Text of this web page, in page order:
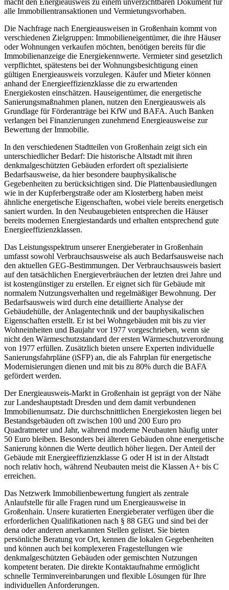
alle Immobilientransaktionen und Vermietungsvorhaben.
Die Nachfrage nach Energieausweisen in Großenhain kommt von
verschiedenen Zielgruppen: Immobilieneigentümer, die ihre Häuser
oder Wohnungen verkaufen möchten, benötigen bereits für die
Immobilienanzeige die Energiekennwerte. Vermieter sind gesetzlich
verpflichtet, spätestens bei der Wohnungsbesichtigung einen
gültigen Energieausweis vorzulegen. Käufer und Mieter können
anhand der Energieeffizienzklasse die zu erwartenden
Energiekosten einschätzen. Hauseigentümer, die energetische
Sanierungsmaßnahmen planen, nutzen den Energieausweis als
Grundlage für Förderanträge bei KfW und BAFA. Auch Banken
verlangen bei Finanzierungen zunehmend Energieausweise zur
Bewertung der Immobilie.
In den verschiedenen Stadtteilen von Großenhain zeigt sich ein
unterschiedlicher Bedarf: Die historische Altstadt mit ihren
denkmalgeschützten Gebäuden erfordert oft spezialisierte
Bedarfsausweise, da hier besondere bauphysikalische
Gegebenheiten zu berücksichtigen sind. Die Plattenbausiedlungen
wie in der Kupferbergstraße oder am Klosterberg haben meist
ähnliche energetische Eigenschaften, wobei viele bereits energetisch
saniert wurden. In den Neubaugebieten entsprechen die Häuser
bereits modernen Energiestandards und erhalten entsprechend gute
Energieeffizienzklassen.
Das Leistungsspektrum unserer Energieberater in Großenhain
umfasst sowohl Verbrauchsausweise als auch Bedarfsausweise nach
den aktuellen GEG-Bestimmungen. Der Verbrauchsausweis basiert
auf den tatsächlichen Energieverbräuchen der letzten drei Jahre und
ist kostengünstiger zu erstellen. Er eignet sich für Gebäude mit
normalem Nutzungsverhalten und regelmäßiger Bewohnung. Der
Bedarfsausweis wird durch eine detaillierte Analyse der
Gebäudehülle, der Anlagentechnik und der bauphysikalischen
Eigenschaften erstellt. Er ist bei Wohngebäuden mit bis zu vier
Wohneinheiten und Baujahr vor 1977 vorgeschrieben, wenn sie
nicht den Wärmeschutzstandard der ersten Wärmeschutzverordnung
von 1977 erfüllen. Zusätzlich bieten unsere Experten individuelle
Sanierungsfahrpläne (iSFP) an, die als Fahrplan für energetische
Modernisierungen dienen und mit bis zu 80% durch die BAFA
gefördert werden.
Der Energieausweis-Markt in Großenhain ist geprägt von der Nähe
zur Landeshauptstadt Dresden und dem damit verbundenen
Immobilienumsatz. Die durchschnittlichen Energiekosten liegen bei
Bestandsgebäuden oft zwischen 100 und 200 Euro pro
Quadratmeter und Jahr, während moderne Neubauten häufig unter
50 Euro bleiben. Besonders bei älteren Gebäuden ohne energetische
Sanierung können die Werte deutlich höher liegen. Der Anteil der
Gebäude mit Energieeffizienzklasse G oder H ist in der Altstadt
noch relativ hoch, während Neubauten meist die Klassen A+ bis C
erreichen.
Das Netzwerk Immobilienbewertung fungiert als zentrale
Anlaufstelle für alle Fragen rund um Energieausweise in
Großenhain. Unsere kuratierten Energieberater verfügen über die
erforderlichen Qualifikationen nach § 88 GEG und sind bei der
dena oder anderen anerkannten Stellen gelistet. Sie bieten
persönliche Beratung vor Ort, kennen die lokalen Gegebenheiten
und können auch bei komplexeren Fragestellungen wie
denkmalgeschützten Gebäuden oder gemischten Nutzungen
kompetent beraten. Die direkte Kontaktaufnahme ermöglicht
schnelle Terminvereinbarungen und flexible Lösungen für Ihre
individuellen Anforderungen.